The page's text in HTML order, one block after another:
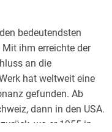
bedeutendsten
ihm erreichte der
an die
hat weltweit eine
gefunden. Ab
dann in den USA.
wo er 1955 in